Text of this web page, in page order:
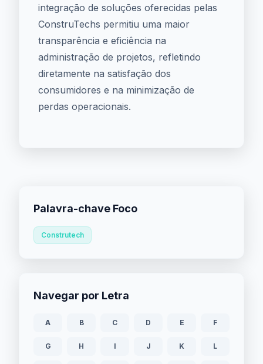
integração de soluções oferecidas pelas
ConstruTechs permitiu uma maior
transparência e eficiência na
administração de projetos, refletindo
diretamente na satisfação dos
consumidores e na minimização de
perdas operacionais.
Palavra-chave Foco
Construtech
Navegar por Letra
A B C D E F
G H I J K L